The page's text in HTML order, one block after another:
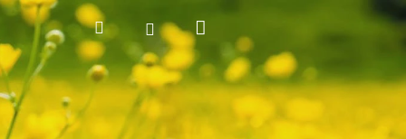
HledatPřihlášení
košík